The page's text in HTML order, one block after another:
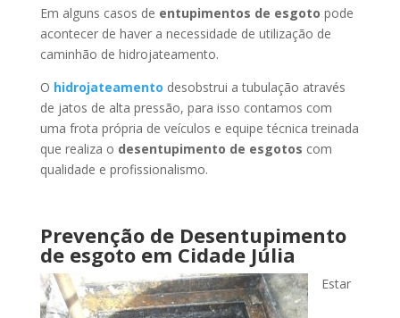
Em alguns casos de entupimentos de esgoto pode
acontecer de haver a necessidade de utilização de
caminhão de hidrojateamento.
O hidrojateamento desobstrui a tubulação através
de jatos de alta pressão, para isso contamos com
uma frota própria de veículos e equipe técnica treinada
que realiza o desentupimento de esgotos com
qualidade e profissionalismo.
Prevenção de Desentupimento
de esgoto em Cidade Júlia
Estar